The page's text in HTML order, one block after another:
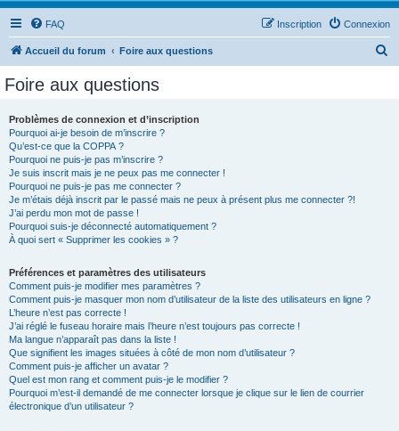
FAQ Connexion
Inscription
Accueil du forum Foire aux questions
Foire aux questions
Problèmes de connexion et d’inscription
Pourquoi ai-je besoin de m’inscrire ?
Qu’est-ce que la COPPA ?
Pourquoi ne puis-je pas m’inscrire ?
Je suis inscrit mais je ne peux pas me connecter !
Pourquoi ne puis-je pas me connecter ?
Je m’étais déjà inscrit par le passé mais ne peux à présent plus me connecter ?!
J’ai perdu mon mot de passe !
Pourquoi suis-je déconnecté automatiquement ?
À quoi sert « Supprimer les cookies » ?
Préférences et paramètres des utilisateurs
Comment puis-je modifier mes paramètres ?
Comment puis-je masquer mon nom d’utilisateur de la liste des utilisateurs en ligne ?
L’heure n’est pas correcte !
J’ai réglé le fuseau horaire mais l’heure n’est toujours pas correcte !
Ma langue n’apparaît pas dans la liste !
Que signifient les images situées à côté de mon nom d’utilisateur ?
Comment puis-je afficher un avatar ?
Quel est mon rang et comment puis-je le modifier ?
Pourquoi m’est-il demandé de me connecter lorsque je clique sur le lien de courrier
électronique d’un utilisateur ?